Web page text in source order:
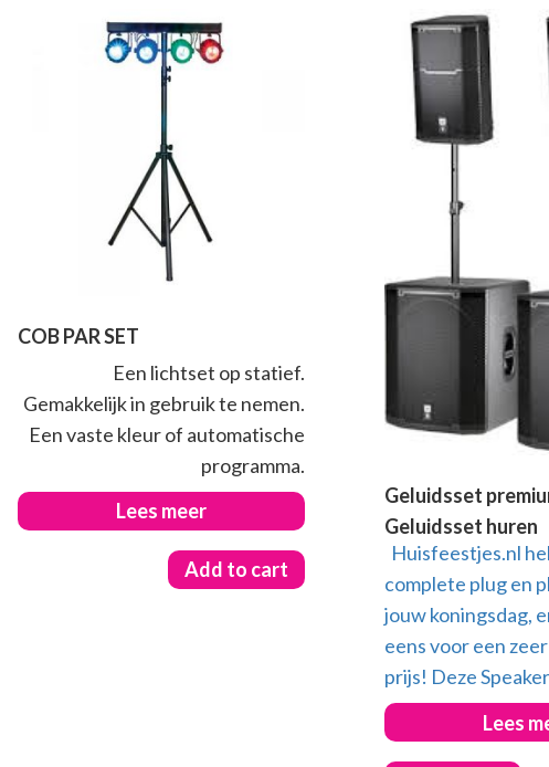
COB PAR SET
Een lichtset op statief.
Gemakkelijk in gebruik te nemen.
Een vaste kleur of automatische
programma.
Lees meer
Add to cart
Geluidsset
Geluidsset huren
Huisfeestjes.nl
complete plug en
jouw koningsdag,
eens voor een
prijs! Deze
Lees